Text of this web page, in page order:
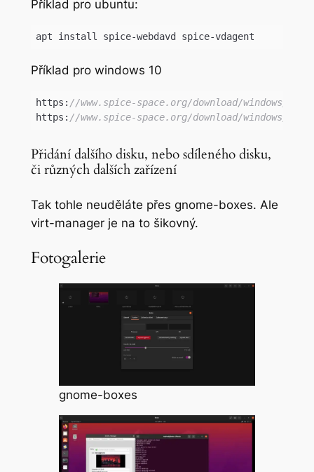
Příklad pro ubuntu:
apt install spice-webdavd spice-vdagent
Příklad pro windows 10
https: //www.spice-space.org/download/windows/
https: //www.spice-space.org/download/windows/
Přidání dalšího disku, nebo sdíleného disku,
či různých dalších zařízení
Tak tohle neuděláte přes gnome-boxes. Ale
virt-manager je na to šikovný.
Fotogalerie
gnome-boxes